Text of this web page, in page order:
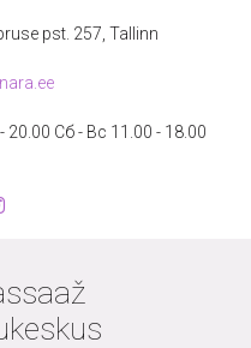
pst. 257 Tallinn
Сб - Вс 11.00 - 18.00